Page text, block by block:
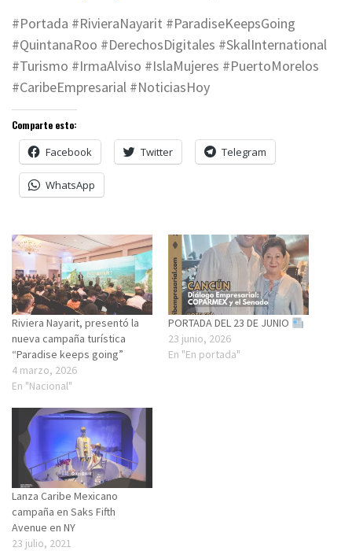
#Portada #RivieraNayarit #ParadiseKeepsGoing
#QuintanaRoo #DerechosDigitales #SkalInternational
#Turismo #IrmaAlviso #IslaMujeres #PuertoMorelos
#CaribeEmpresarial #NoticiasHoy
Comparte esto:
Facebook Twitter Telegram
WhatsApp
Riviera Nayarit, presentó la
nueva campaña turística
“Paradise keeps going”
4 marzo, 2026
En "Nacional"
PORTADA DEL 23 DE JUNIO
23 junio, 2026
En "En portada"
Lanza Caribe Mexicano
campaña en Saks Fifth
Avenue en NY
23 julio, 2021